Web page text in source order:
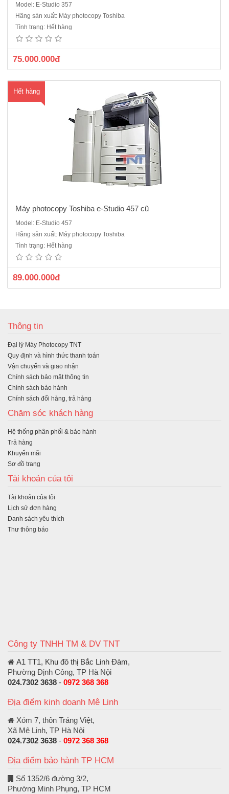
Model: E-Studio 357
Hãng sản xuất: Máy photocopy Toshiba
Tình trạng: Hết hàng
75.000.000đ
Hết hàng
Máy photocopy Toshiba E-Studio 457 cũ– Máy photocopy đa
chức năng: Photocopy, In mạng, Scan màu.– Tự động đảo mặt bản
chụp (ADU)– Tự động nạp bản gốc (RADF)– &n..
Máy photocopy Toshiba e-Studio 457 cũ
Model: E-Studio 457
Hãng sản xuất: Máy photocopy Toshiba
Tình trạng: Hết hàng
89.000.000đ
Thông tin
Đại lý Máy Photocopy TNT
Quy định và hình thức thanh toán
Vận chuyển và giao nhận
Chính sách bảo mật thông tin
Chính sách bảo hành
Chính sách đổi hàng, trả hàng
Chăm sóc khách hàng
Hệ thống phân phối & bảo hành
Trả hàng
Khuyến mãi
Sơ đồ trang
Tài khoản của tôi
Tài khoản của tôi
Lịch sử đơn hàng
Danh sách yêu thích
Thư thông báo
Công ty TNHH TM & DV TNT
A1 TT1, Khu đô thị Bắc Linh Đàm,
Phường Định Công, TP Hà Nội
024.7302 3638 - 0972 368 368
Địa điểm kinh doanh Mê Linh
Xóm 7, thôn Tráng Việt,
Xã Mê Linh, TP Hà Nội
024.7302 3638 - 0972 368 368
Địa điểm bảo hành TP HCM
Số 1352/6 đường 3/2,
Phường Minh Phụng, TP HCM